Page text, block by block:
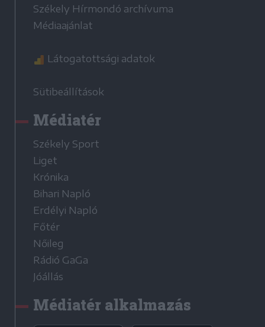
Székely Hírmondó archívuma
Médiaajánlat
Látogatottsági adatok
Sütibeállítások
Médiatér
Székely Sport
Liget
Krónika
Bihari Napló
Erdélyi Napló
Főtér
Nőileg
Rádió GaGa
Jóállás
Médiatér alkalmazás